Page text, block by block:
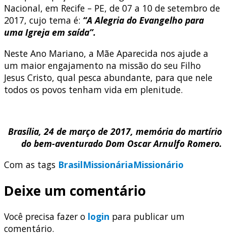
Nacional, em Recife – PE, de 07 a 10 de setembro de
2017, cujo tema é: “A Alegria do Evangelho para
uma Igreja em saída”.
Neste Ano Mariano, a Mãe Aparecida nos ajude a
um maior engajamento na missão do seu Filho
Jesus Cristo, qual pesca abundante, para que nele
todos os povos tenham vida em plenitude.
Brasília, 24 de março de 2017, memória do martírio
do bem-aventurado Dom Oscar Arnulfo Romero.
Com as tags BrasilMissionáriaMissionário
Deixe um comentário
Você precisa fazer o login para publicar um
comentário.